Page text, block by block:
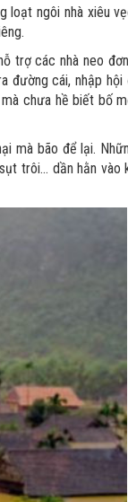
loạt ngôi nhà xiêu
trợ các nhà neo
đường cái, nhập hội
chưa hề biết bố
mà bão để lại.
trôi... dần hằn vào